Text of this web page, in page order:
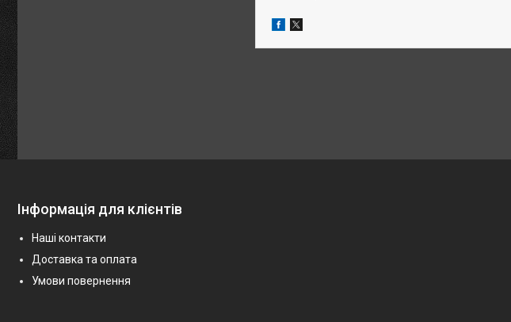
Інформація для клієнтів
Наші контакти
Доставка та оплата
Умови повернення